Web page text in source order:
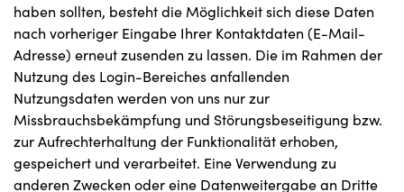
haben sollten, besteht die Möglichkeit sich diese Daten
nach vorheriger Eingabe Ihrer Kontaktdaten (E-Mail-
Adresse) erneut zusenden zu lassen. Die im Rahmen der
Nutzung des Login-Bereiches anfallenden
Nutzungsdaten werden von uns nur zur
Missbrauchsbekämpfung und Störungsbeseitigung bzw.
zur Aufrechterhaltung der Funktionalität erhoben,
gespeichert und verarbeitet. Eine Verwendung zu
anderen Zwecken oder eine Datenweitergabe an Dritte